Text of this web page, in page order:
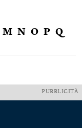
M N O P Q
PUBBLICITÀ